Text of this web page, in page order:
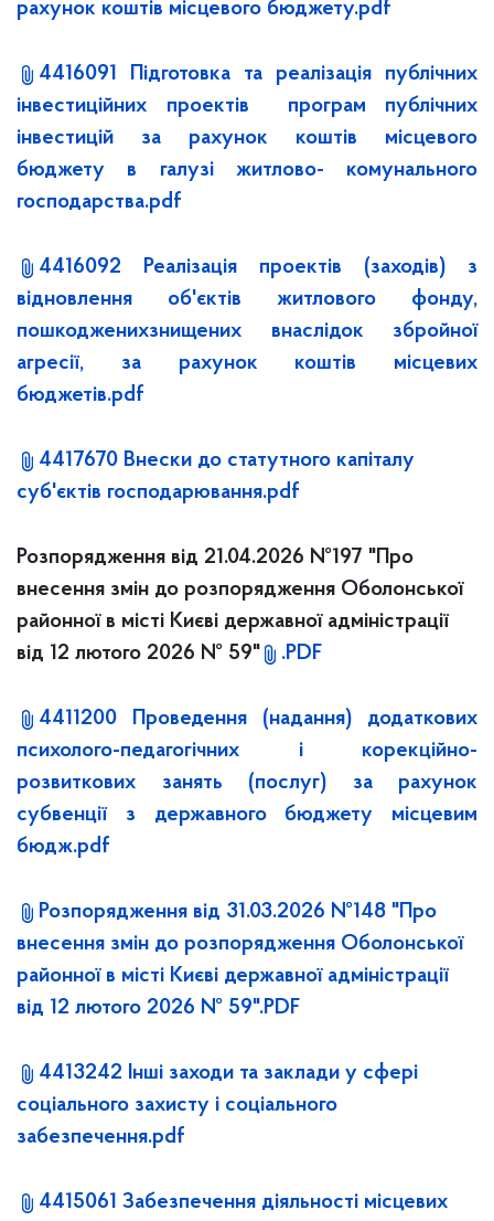
рахунок коштів місцевого бюджету.pdf
4416091 Підготовка та реалізація публічних
інвестиційних проектів програм публічних
інвестицій за рахунок коштів місцевого
бюджету в галузі житлово- комунального
господарства.pdf
4416092 Реалізація проектів (заходів) з
відновлення об'єктів житлового фонду,
пошкодженихзнищених внаслідок збройної
агресії, за рахунок коштів місцевих
бюджетів.pdf
4417670 Внески до статутного капіталу
суб'єктів господарювання.pdf
Розпорядження від 21.04.2026 №197 "Про
внесення змін до розпорядження Оболонської
районної в місті Києві державної адміністрації
від 12 лютого 2026 № 59"
.PDF
4411200 Проведення (надання) додаткових
психолого-педагогічних і корекційно-
розвиткових занять (послуг) за рахунок
субвенції з державного бюджету місцевим
бюдж.pdf
Розпорядження від 31.03.2026 №148 "Про
внесення змін до розпорядження Оболонської
районної в місті Києві державної адміністрації
від 12 лютого 2026 № 59".PDF
4413242 Інші заходи та заклади у сфері
соціального захисту і соціального
забезпечення.pdf
4415061 Забезпечення діяльності місцевих